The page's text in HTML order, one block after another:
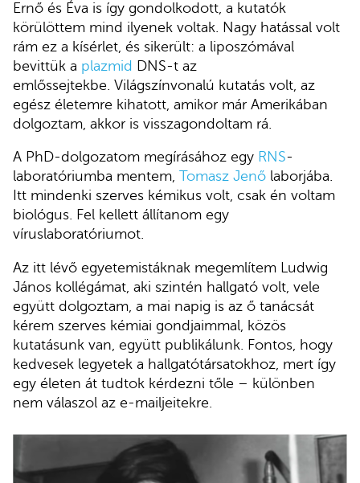
Ernő és Éva is így gondolkodott, a kutatók
körülöttem mind ilyenek voltak. Nagy hatással volt
rám ez a kísérlet, és sikerült: a liposzómával
bevittük a plazmid DNS-t az
emlőssejtekbe. Világszínvonalú kutatás volt, az
egész életemre kihatott, amikor már Amerikában
dolgoztam, akkor is visszagondoltam rá.
A PhD-dolgozatom megírásához egy RNS-
laboratóriumba mentem, Tomasz Jenő laborjába.
Itt mindenki szerves kémikus volt, csak én voltam
biológus. Fel kellett állítanom egy
víruslaboratóriumot.
Az itt lévő egyetemistáknak megemlítem Ludwig
János kollégámat, aki szintén hallgató volt, vele
együtt dolgoztam, a mai napig is az ő tanácsát
kérem szerves kémiai gondjaimmal, közös
kutatásunk van, együtt publikálunk. Fontos, hogy
kedvesek legyetek a hallgatótársatokhoz, mert így
egy életen át tudtok kérdezni tőle – különben
nem válaszol az e-mailjeitekre.